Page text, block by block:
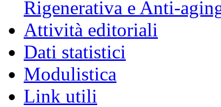
Rigenerativa e Anti-
Attività editoriali
Dati statistici
Modulistica
Link utili